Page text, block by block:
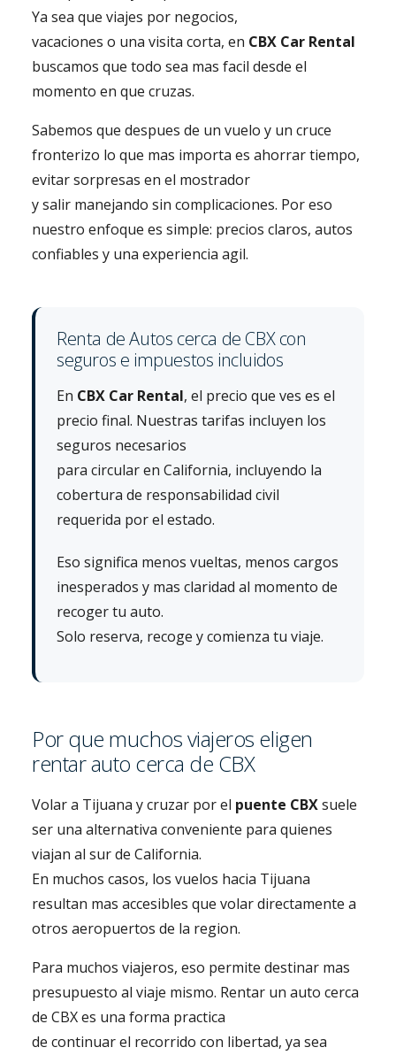
Ya sea que viajes por negocios,
vacaciones o una visita corta, en CBX Car Rental
buscamos que todo sea mas facil desde el
momento en que cruzas.
Sabemos que despues de un vuelo y un cruce
fronterizo lo que mas importa es ahorrar tiempo,
evitar sorpresas en el mostrador
y salir manejando sin complicaciones. Por eso
nuestro enfoque es simple: precios claros, autos
confiables y una experiencia agil.
Renta de Autos cerca de CBX con
seguros e impuestos incluidos
En CBX Car Rental, el precio que ves es el
precio final. Nuestras tarifas incluyen los
seguros necesarios
para circular en California, incluyendo la
cobertura de responsabilidad civil
requerida por el estado.
Eso significa menos vueltas, menos cargos
inesperados y mas claridad al momento de
recoger tu auto.
Solo reserva, recoge y comienza tu viaje.
Por que muchos viajeros eligen
rentar auto cerca de CBX
Volar a Tijuana y cruzar por el puente CBXsuele
ser una alternativa conveniente para quienes
viajan al sur de California.
En muchos casos, los vuelos hacia Tijuana
resultan mas accesibles que volar directamente a
otros aeropuertos de la region.
Para muchos viajeros, eso permite destinar mas
presupuesto al viaje mismo. Rentar un auto cerca
de CBX es una forma practica
de continuar el recorrido con libertad, ya sea